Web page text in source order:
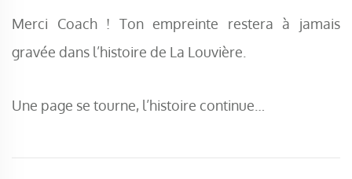
Merci Coach ! Ton empreinte restera à jamais
gravée dans l’histoire de La Louvière.
Une page se tourne, l’histoire continue…